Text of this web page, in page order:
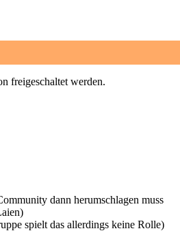
freigeschaltet werden.
dann herumschlagen muss
spielt das allerdings keine Rolle)